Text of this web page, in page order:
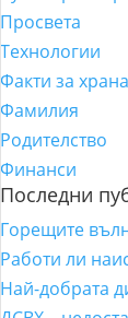
Просвета
Технологии
Факти за
Фамилия
Родителство
Финанси
Последни
Горещите
Работи ли
Най-добрата